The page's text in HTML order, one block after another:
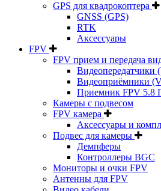
GPS для квадрокоптера
GNSS (GPS)
RTK
Аксессуары
FPV
FPV прием и передача
Видеопередатчики
Видеоприёмники
Приемник FPV 5.8
Камеры с подвесом
FPV камера
Аксессуары и
Подвес для камеры
Демпферы
Контроллеры BGC
Мониторы и очки FPV
Антенны для FPV